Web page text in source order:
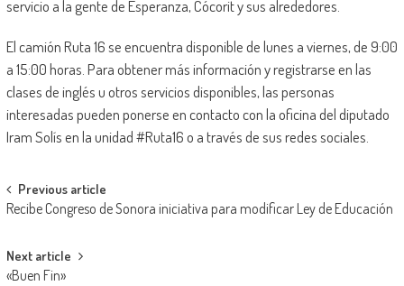
servicio a la gente de Esperanza, Cócorit y sus alrededores.
El camión Ruta 16 se encuentra disponible de lunes a viernes, de 9:00
a 15:00 horas. Para obtener más información y registrarse en las
clases de inglés u otros servicios disponibles, las personas
interesadas pueden ponerse en contacto con la oficina del diputado
Iram Solís en la unidad #Ruta16 o a través de sus redes sociales.
Post
navigation
Previous article
Recibe Congreso de Sonora iniciativa para modificar Ley de Educación
Next article
«Buen Fin»